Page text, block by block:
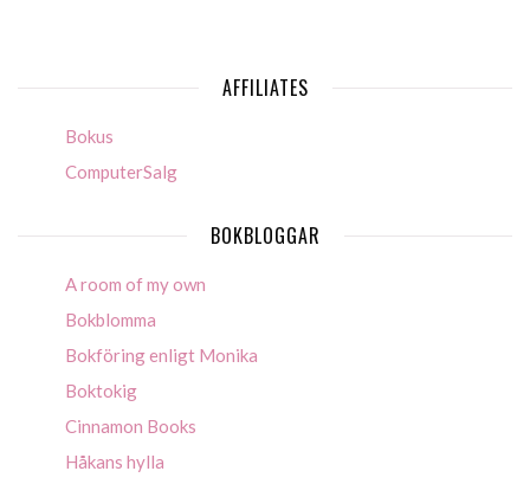
AFFILIATES
Bokus
ComputerSalg
BOKBLOGGAR
A room of my own
Bokblomma
Bokföring enligt Monika
Boktokig
Cinnamon Books
Håkans hylla